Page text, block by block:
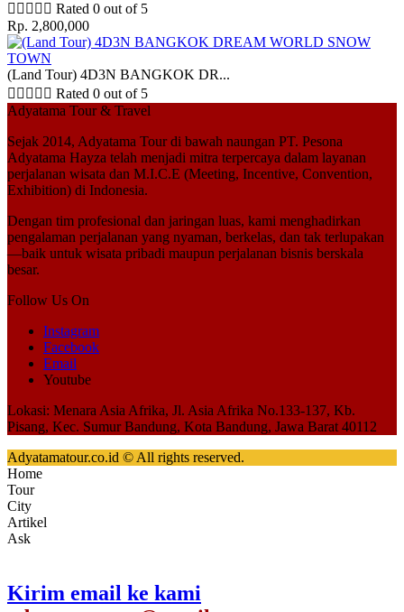
     Rated 0 out of 5
Rp. 2,800,000
(Land Tour) 4D3N BANGKOK DR...
     Rated 0 out of 5
Adyatama Tour & Travel
Sejak 2014, Adyatama Tourdi bawah naungan PT. Pesona
Adyatama Hayza telah menjadi mitra terpercaya dalam layanan
perjalanan wisata dan M.I.C.E (Meeting, Incentive, Convention,
Exhibition) di Indonesia.
Dengan tim profesional dan jaringan luas, kami menghadirkan
pengalaman perjalanan yang nyaman, berkelas, dan tak terlupakan
—baik untuk wisata pribadi maupun perjalanan bisnis berskala
besar.
Follow Us On
Instagram
Facebook
Email
Youtube
Lokasi: Menara Asia Afrika, Jl. Asia Afrika No.133-137, Kb.
Pisang, Kec. Sumur Bandung, Kota Bandung, Jawa Barat 40112
Adyatamatour.co.id © All rights reserved.
Home
Tour
City
Artikel
Ask
Kirim email ke kami